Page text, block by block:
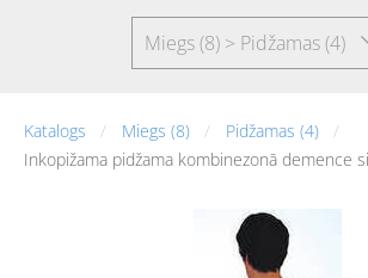
Miegs (8) > Pidžamas (4)
Katalogs Miegs (8)
Pidžamas (4)
Inkopižama pidžama kombinezonā demence